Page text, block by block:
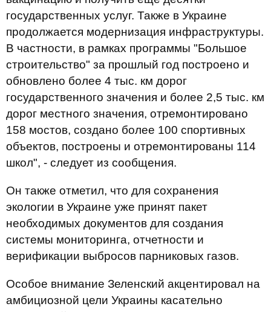
государственных услуг. Также в Украине
продолжается модернизация инфраструктуры.
В частности, в рамках программы "Большое
строительство" за прошлый год построено и
обновлено более 4 тыс. км дорог
государственного значения и более 2,5 тыс. км
дорог местного значения, отремонтировано
158 мостов, создано более 100 спортивных
объектов, построены и отремонтированы 114
школ", - следует из сообщения.
Он также отметил, что для сохранения
экологии в Украине уже принят пакет
необходимых документов для создания
системы мониторинга, отчетности и
верификации выбросов парниковых газов.
Особое внимание Зеленский акцентировал на
амбициозной цели Украины касательно